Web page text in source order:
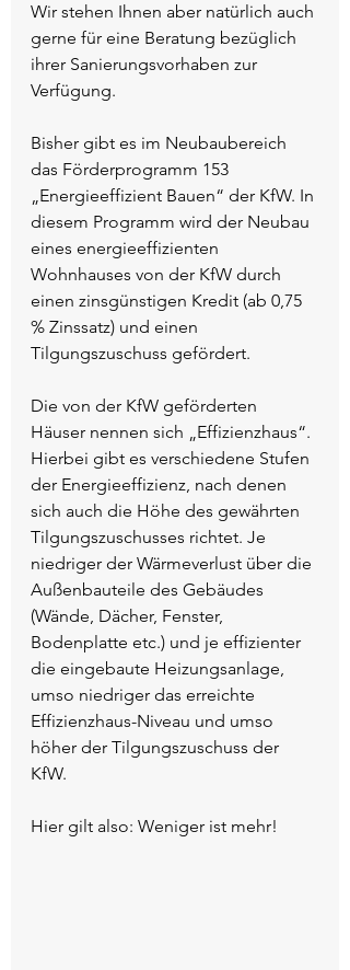
Wir stehen Ihnen aber natürlich auch
gerne für eine Beratung bezüglich
ihrer Sanierungsvorhaben zur
Verfügung.
Bisher gibt es im Neubaubereich
das Förderprogramm 153
„Energieeffizient Bauen“ der KfW. In
diesem Programm wird der Neubau
eines energieeffizienten
Wohnhauses von der KfW durch
einen zinsgünstigen Kredit (ab 0,75
% Zinssatz) und einen
Tilgungszuschuss gefördert.
Die von der KfW geförderten
Häuser nennen sich „Effizienzhaus“.
Hierbei gibt es verschiedene Stufen
der Energieeffizienz, nach denen
sich auch die Höhe des gewährten
Tilgungszuschusses richtet. Je
niedriger der Wärmeverlust über die
Außenbauteile des Gebäudes
(Wände, Dächer, Fenster,
Bodenplatte etc.) und je effizienter
die eingebaute Heizungsanlage,
umso niedriger das erreichte
Effizienzhaus-Niveau und umso
höher der Tilgungszuschuss der
KfW.
Hier gilt also: Weniger ist mehr!